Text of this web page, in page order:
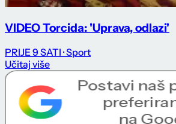
VIDEO Torcida: 'Uprava, odlazi'
PRIJE 9 SATI · Sport
Učitaj više